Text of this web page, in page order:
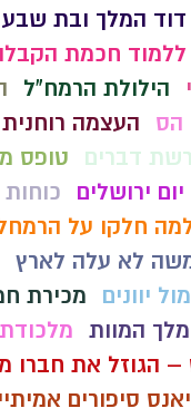
דוד המלך ובת שבע
חכמת
הילולת הרמח"ל
הס העצמה רוחנית
דברים
טופס
ירושלים
חלקו על
לא עלה לארץ
יוונים
מכירת חמץ
מלך המוות מלכודת
הגוזל את חברו
סיפורים